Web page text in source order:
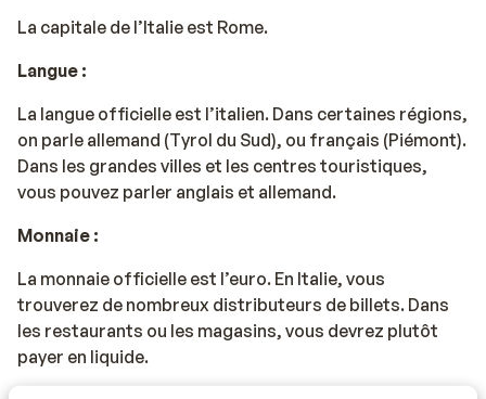
La capitale de l’Italie est Rome.
Langue :
La langue officielle est l’italien. Dans certaines régions,
on parle allemand (Tyrol du Sud), ou français (Piémont).
Dans les grandes villes et les centres touristiques,
vous pouvez parler anglais et allemand.
Monnaie :
La monnaie officielle est l’euro. En Italie, vous
trouverez de nombreux distributeurs de billets. Dans
les restaurants ou les magasins, vous devrez plutôt
payer en liquide.